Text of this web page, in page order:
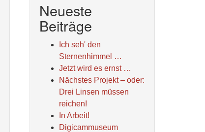
Neueste
Beiträge
Ich seh' den
Sternenhimmel …
Jetzt wird es ernst …
Nächstes Projekt – oder:
Drei Linsen müssen
reichen!
In Arbeit!
Digicammuseum